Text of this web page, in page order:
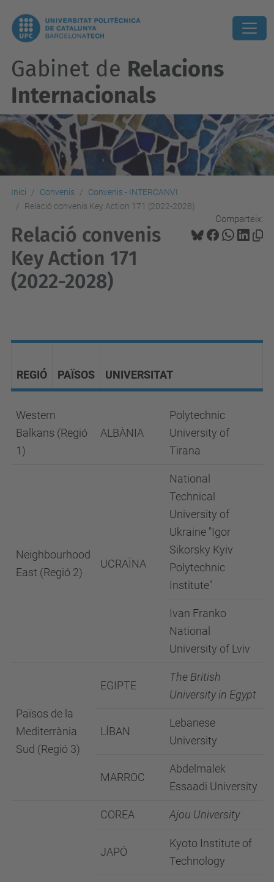
Gabinet de Relacions
Internacionals
Inici Convenis
Convenis - INTERCANVI
Relació convenis Key Action 171 (2022-2028)
Comparteix:
Relació convenis
Key Action 171
(2022-2028)
REGIÓ PAÏSOS UNIVERSITAT
Western
Balkans (Regió
1)
ALBÀNIA
Polytechnic
University of
Tirana
Neighbourhood
East (Regió 2)
UCRAÏNA
National
Technical
University of
Ukraine "Igor
Sikorsky Kyiv
Polytechnic
Institute"
Ivan Franko
National
University of Lviv
Països de la
Mediterrània
Sud (Regió 3)
EGIPTE
The British
University in Egypt
LÍBAN
Lebanese
University
MARROC
Abdelmalek
Essaadi University
COREA Ajou University
JAPÓ
Kyoto Institute of
Technology